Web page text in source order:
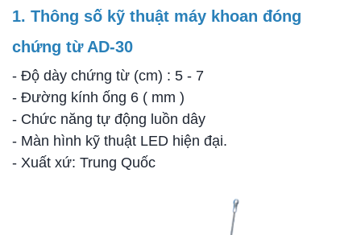
1. Thông số kỹ thuật máy khoan đóng
chứng từ AD-30
- Độ dày chứng từ (cm) : 5 - 7
- Đường kính ống 6 ( mm )
- Chức năng tự động luồn dây
- Màn hình kỹ thuật LED hiện đại.
- Xuất xứ: Trung Quốc